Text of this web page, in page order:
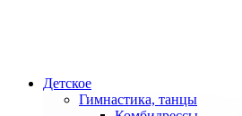
Детское
Гимнастика, танцы